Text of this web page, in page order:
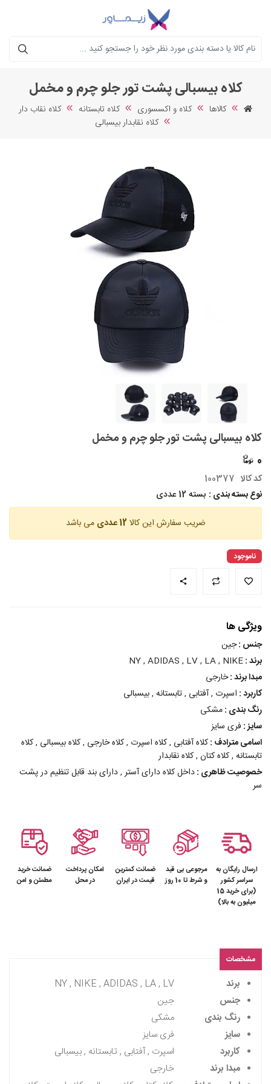
جستجو
کلاه بیسبالی پشت تور جلو چرم و مخمل
کالاها کلاه و اکسسوری کلاه تابستانه
کلاه نقاب دار
کلاه نقابدار بیسبالی
کلاه بیسبالی پشت تور جلو چرم و مخمل
0
کد کالا 100377
نوع بسته بندی : بسته 12 عددی
ضریب سفارش این کالا 12 عددی می باشد
ناموجود
ویژگی ها
جنس :جین
برند :NY , ADIDAS , LV , LA , NIKE
مبدا برند :خارجی
کاربرد : اسپرت , آفتابی , تابستانه , بیسبالی
رنگ بندی :مشکی
سایز : فری سایز
اسامی مترادف :کلاه آفتابی , کلاه اسپرت , کلاه خارجی , کلاه بیسبالی , کلاه
تابستانه , کلاه کتان , کلاه نقابدار
خصوصیت ظاهری :داخل کلاه دارای آستر , دارای بند قابل تنظیم در پشت
سر
ارسال رایگان به
سراسر کشور
(برای خرید 15
میلیون به بالا)
مرجوعی بی قید
و شرط تا 10 روز
ضمانت کمترین
قیمت در ایران
امکان پرداخت
در محل
ضمانت خرید
مطمئن و امن
مشخصات
برند
جنس
جین
رنگ بندی
مشکی
سایز
فری سایز
کاربرد
اسپرت , آفتابی , تابستانه , بیسبالی
مبدا برند
خارجی